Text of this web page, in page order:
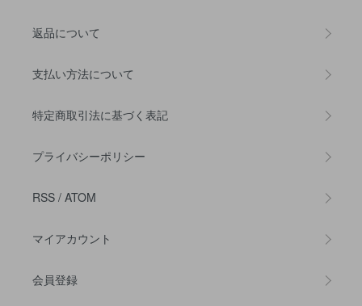
返品について
支払い方法について
特定商取引法に基づく表記
プライバシーポリシー
RSS / ATOM
マイアカウント
会員登録